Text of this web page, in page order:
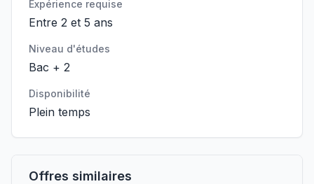
Expérience requise
Entre 2 et 5 ans
Niveau d'études
Bac + 2
Disponibilité
Plein temps
Offres similaires